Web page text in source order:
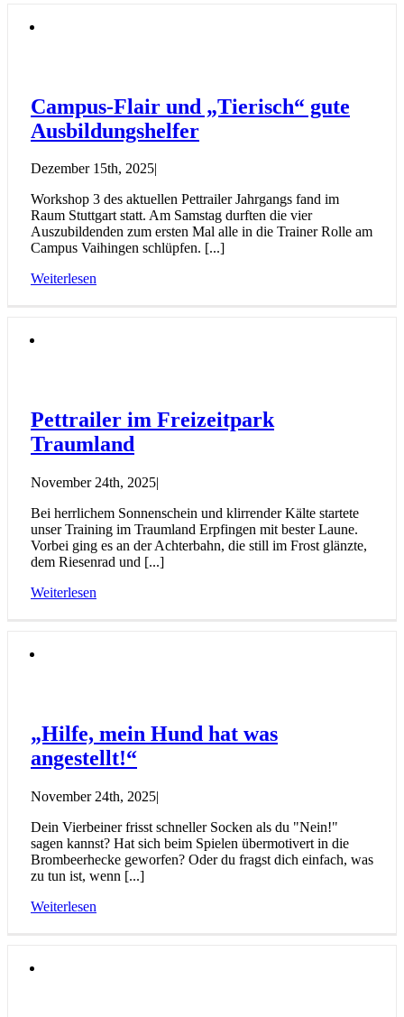
Campus-Flair und „Tierisch“ gute
Ausbildungshelfer
Dezember 15th, 2025
Workshop 3 des aktuellen Pettrailer Jahrgangs fand im
Raum Stuttgart statt. Am Samstag durften die vier
Auszubildenden zum ersten Mal alle in die Trainer Rolle am
Campus Vaihingen schlüpfen. [...]
Weiterlesen
Pettrailer im Freizeitpark
Traumland
November 24th, 2025|
Bei herrlichem Sonnenschein und klirrender Kälte startete
unser Training im Traumland Erpfingen mit bester Laune.
Vorbei ging es an der Achterbahn, die still im Frost glänzte,
dem Riesenrad und [...]
Weiterlesen
„Hilfe, mein Hund hat was
angestellt!“
November 24th, 2025|
Dein Vierbeiner frisst schneller Socken als du "Nein!"
sagen kannst? Hat sich beim Spielen übermotivert in die
Brombeerhecke geworfen? Oder du fragst dich einfach, was
zu tun ist, wenn [...]
Weiterlesen